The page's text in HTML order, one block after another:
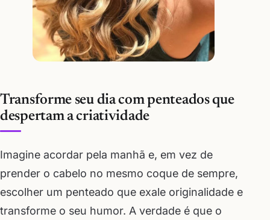
Transforme seu dia com penteados que
despertam a criatividade
Imagine acordar pela manhã e, em vez de
prender o cabelo no mesmo coque de sempre,
escolher um penteado que exale originalidade e
transforme o seu humor. A verdade é que o